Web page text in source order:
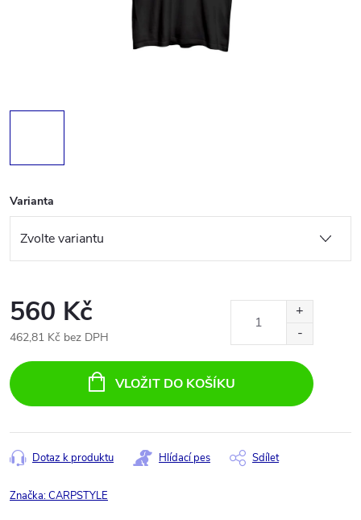
Varianta
560 Kč
462,81 Kč bez DPH
cena:
VLOŽIT DO KOŠÍKU
Dotaz k produktu Hlídací pes Sdílet
Značka:CARPSTYLE